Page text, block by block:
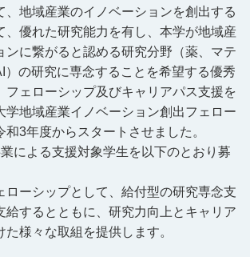
、地域産業のイノベーションを創出する
、優れた研究能力を有し、本学が地域産
ンに繋がると認める研究分野（薬、マテ
）の研究に専念することを希望する優秀
フェローシップ及びキャリアパス支援を
学地域産業イノベーション創出フェロー
和3年度からスタートさせました。
による支援対象学生を以下のとおり募
ローシップとして、給付型の研究専念支
給するとともに、研究力向上とキャリア
様々な取組を提供します。